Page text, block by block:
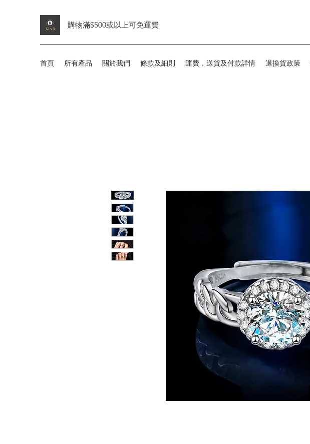
購物滿$500或以上可免運費
首頁 所有產品 關於我們 條款及細則 運費，送貨及付款詳情 退換貨政策